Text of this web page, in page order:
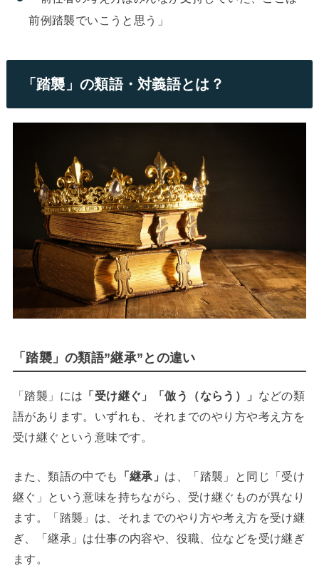
前例踏襲でいこうと思う」
「踏襲」の類語・対義語とは？
「踏襲」の類語”継承”との違い
「踏襲」には 「受け継ぐ」「倣う（ならう）」 などの類
語があります。いずれも、それまでのやり方や考え方を
受け継ぐという意味です。
また、類語の中でも 「継承」 は、「踏襲」と同じ「受け
継ぐ」という意味を持ちながら、受け継ぐものが異なり
ます。「踏襲」は、それまでのやり方や考え方を受け継
ぎ、「継承」は仕事の内容や、役職、位などを受け継ぎ
ます。